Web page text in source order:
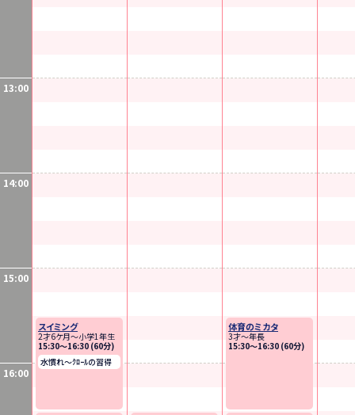
13:00
14:00
15:00
16:00
スイミング
2才6ケ月～小学1年生
15:30〜16:30 (60分)
水慣れ～ｸﾛｰﾙの習得
体育のミカタ
3才～年長
15:30〜16:30 (60分)